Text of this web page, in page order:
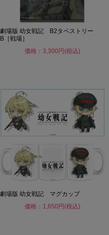
劇場版 幼女戦記 B2タペストリー
B［戦場］
価格：3,300円(税込)
劇場版 幼女戦記 マグカップ
価格：1,650円(税込)